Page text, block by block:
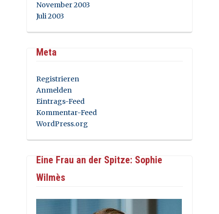
November 2003
Juli 2003
Meta
Registrieren
Anmelden
Eintrags-Feed
Kommentar-Feed
WordPress.org
Eine Frau an der Spitze: Sophie
Wilmès